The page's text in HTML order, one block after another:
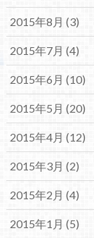
2015年8月 (3)
2015年7月 (4)
2015年6月 (10)
2015年5月 (20)
2015年4月 (12)
2015年3月 (2)
2015年2月 (4)
2015年1月 (5)